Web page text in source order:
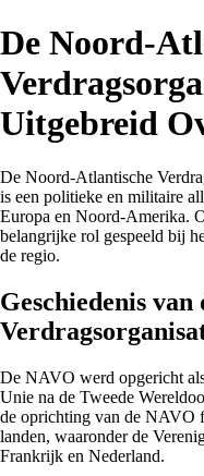
De Noord-
Uitgebreid
De Noord-Atlantische
is een politieke en militaire
Europa en Noord-Amerika.
belangrijke rol gespeeld bij
de regio.
Geschiedenis
De NAVO werd opgericht
Unie na de Tweede
de oprichting van de NAVO
landen, waaronder de
Frankrijk en Nederland.